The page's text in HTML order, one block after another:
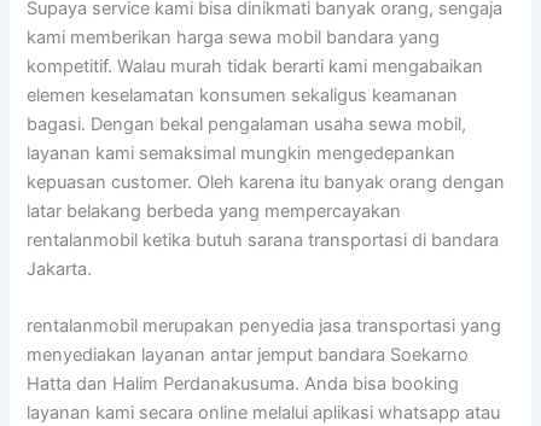
Supaya service kami bisa dinikmati banyak orang, sengaja
kami memberikan harga sewa mobil bandara yang
kompetitif. Walau murah tidak berarti kami mengabaikan
elemen keselamatan konsumen sekaligus keamanan
bagasi. Dengan bekal pengalaman usaha sewa mobil,
layanan kami semaksimal mungkin mengedepankan
kepuasan customer. Oleh karena itu banyak orang dengan
latar belakang berbeda yang mempercayakan
rentalanmobil ketika butuh sarana transportasi di bandara
Jakarta.
rentalanmobil merupakan penyedia jasa transportasi yang
menyediakan layanan antar jemput bandara Soekarno
Hatta dan Halim Perdanakusuma. Anda bisa booking
layanan kami secara online melalui aplikasi whatsapp atau